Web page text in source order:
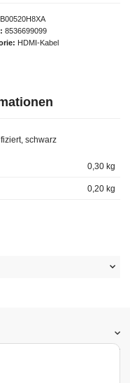
B00520H8XA
8536699099
HDMI-Kabel
schwarz
0,30 kg
0,20 kg